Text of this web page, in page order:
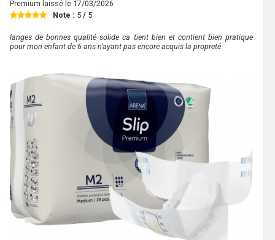
Premium laissé le 17/03/2026
Note : 5 / 5
langes de bonnes qualité solide ca tient bien et contient bien pratique
pour mon enfant de 6 ans n'ayant pas encore acquis la propreté